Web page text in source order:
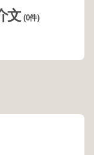
文(0件)